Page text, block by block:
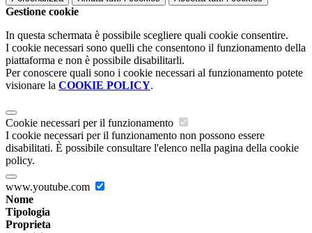
Gestione cookie
In questa schermata è possibile scegliere quali cookie consentire.
I cookie necessari sono quelli che consentono il funzionamento della
piattaforma e non è possibile disabilitarli.
Per conoscere quali sono i cookie necessari al funzionamento potete
visionare la COOKIE POLICY.
Cookie necessari per il funzionamento
I cookie necessari per il funzionamento non possono essere
disabilitati. È possibile consultare l'elenco nella pagina della cookie
policy.
www.youtube.com
Nome
Tipologia
Proprieta